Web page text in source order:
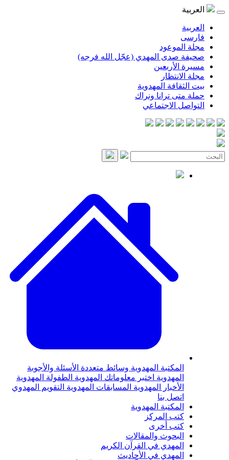
المهدي (عجّل الله فرجه)
المهدوية
ترانا ونراك
الاجتماعي
المهدويةوسائط متعددةالأسئلة والأجوبة
اختبر معلوماتك المهدويةالطفولة المهدوية
المهدويةالمسابقات المهدويةالتقويم المهدوي
المهدوية
والمقالات
في القرآن الكريم
في الأحاديث